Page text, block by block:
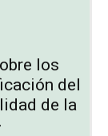
los
del
de la